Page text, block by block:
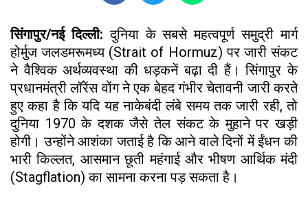
सिंगापुर/नई दिल्ली: दुनिया के सबसे महत्वपूर्ण समुद्री मार्ग
होर्मुज जलडमरूमध्य (Strait of Hormuz) पर जारी संकट
ने वैश्विक अर्थव्यवस्था की धड़कनें बढ़ा दी हैं। सिंगापुर के
प्रधानमंत्री लॉरेंस वोंग ने एक बेहद गंभीर चेतावनी जारी करते
हुए कहा है कि यदि यह नाकेबंदी लंबे समय तक जारी रही, तो
दुनिया 1970 के दशक जैसे तेल संकट के मुहाने पर खड़ी
होगी। उन्होंने आशंका जताई है कि आने वाले दिनों में ईंधन की
भारी किल्लत, आसमान छूती महंगाई और भीषण आर्थिक मंदी
(Stagflation) का सामना करना पड़ सकता है।